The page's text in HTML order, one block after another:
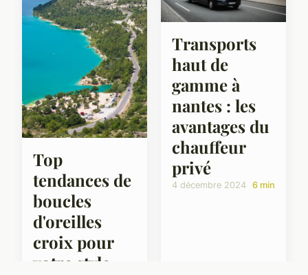
Top
tendances de
boucles
d'oreilles
croix pour
votre style
Transports
haut de
gamme à
nantes : les
avantages du
chauffeur
privé
4 décembre 2024 6 min